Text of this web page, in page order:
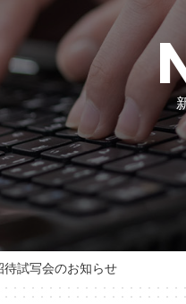
試写会のお知らせ